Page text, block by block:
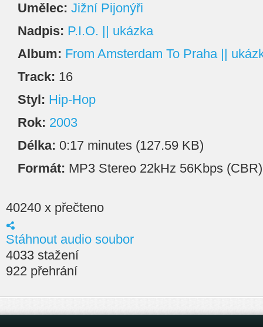
Umělec: Jižní Pijonýři
Nadpis: P.I.O. || ukázka
Album: From Amsterdam To Praha ||
Track: 16
Styl: Hip-Hop
Rok: 2003
Délka: 0:17 minutes (127.59 KB)
Formát: MP3 Stereo 22kHz 56Kbps (CBR)
40240 x přečteno
Stáhnout audio soubor
4033 stažení
922 přehrání